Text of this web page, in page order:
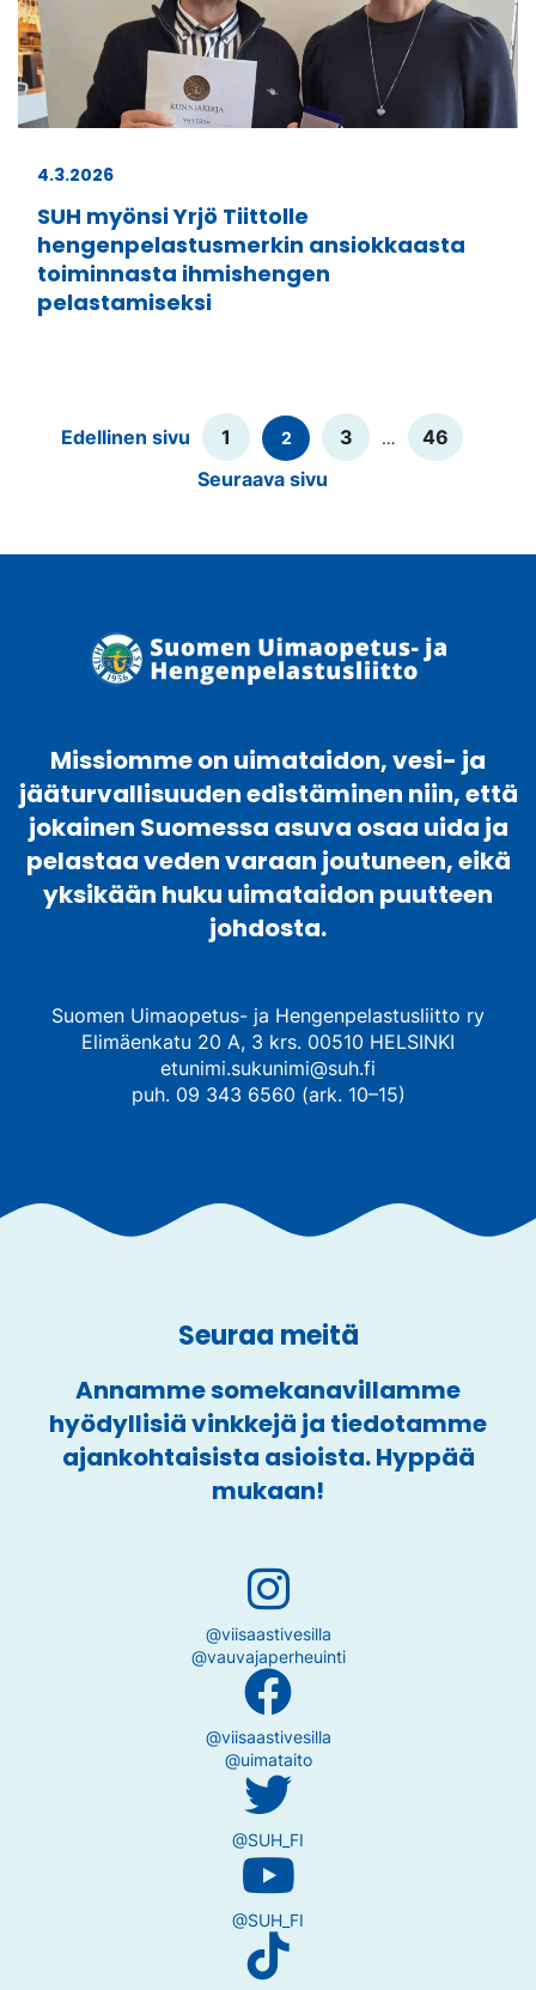
4.3.2026
SUH myönsi Yrjö Tiittolle
hengenpelastusmerkin ansiokkaasta
toiminnasta ihmishengen
pelastamiseksi
LisääEdellinen sivu 1 2 3 …
46
Seuraava sivu
Missiomme on uimataidon, vesi- ja
jääturvallisuuden edistäminen niin, että
jokainen Suomessa asuva osaa uida ja
pelastaa veden varaan joutuneen, eikä
yksikään huku uimataidon puutteen
johdosta.
Suomen Uimaopetus- ja Hengenpelastusliitto ry
Elimäenkatu 20 A, 3 krs. 00510 HELSINKI
etunimi.sukunimi@suh.fi
puh. 09 343 6560 (ark. 10–15)
Seuraa meitä
Annamme somekanavillamme
hyödyllisiä vinkkejä ja tiedotamme
ajankohtaisista asioista. Hyppää
mukaan!
@viisaastivesilla
@vauvajaperheuinti
@viisaastivesilla
@uimataito
@SUH_FI
@SUH_FI